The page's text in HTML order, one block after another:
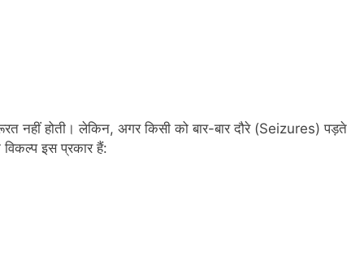
नहीं होती। लेकिन, अगर किसी को बार-बार दौरे (Seizures) पड़ते
इस प्रकार हैं: